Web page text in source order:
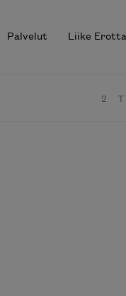
Palvelut Liike
2